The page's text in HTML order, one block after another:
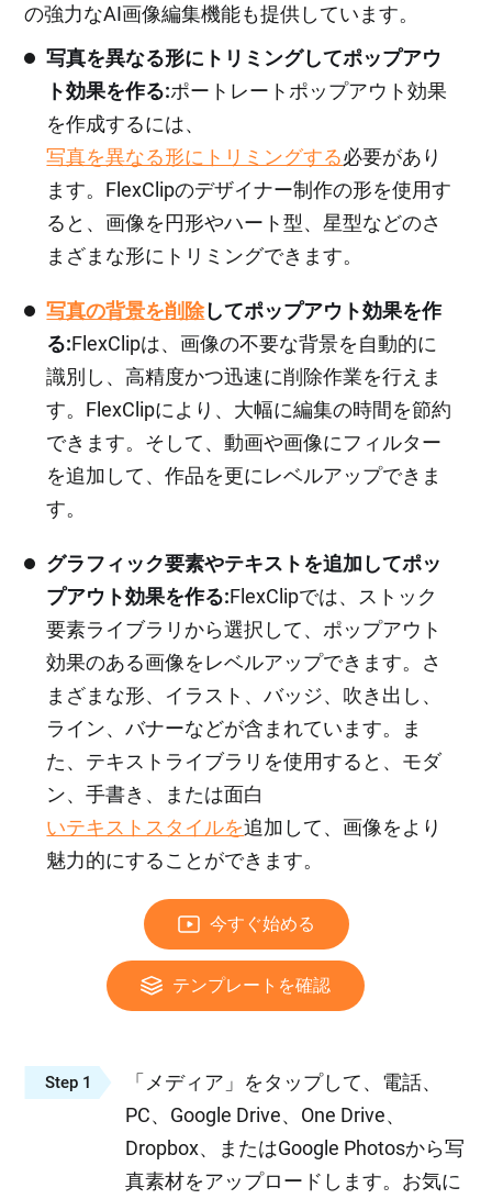
の強力なAI画像編集機能も提供しています。
写真を異なる形にトリミングしてポップアウ
ト効果を作る:ポートレートポップアウト効果
を作成するには、
写真を異なる形にトリミングする必要があり
ます。FlexClipのデザイナー制作の形を使用す
ると、画像を円形やハート型、星型などのさ
まざまな形にトリミングできます。
写真の背景を削除してポップアウト効果を作
る:FlexClipは、画像の不要な背景を自動的に
識別し、高精度かつ迅速に削除作業を行えま
す。FlexClipにより、大幅に編集の時間を節約
できます。そして、動画や画像にフィルター
を追加して、作品を更にレベルアップできま
す。
グラフィック要素やテキストを追加してポッ
プアウト効果を作る:FlexClipでは、ストック
要素ライブラリから選択して、ポップアウト
効果のある画像をレベルアップできます。さ
まざまな形、イラスト、バッジ、吹き出し、
ライン、バナーなどが含まれています。ま
た、テキストライブラリを使用すると、モダ
ン、手書き、または面白
いテキストスタイルを追加して、画像をより
魅力的にすることができます。
今すぐ始める
テンプレートを確認
Step 1
「メディア」をタップして、電話、
PC、Google Drive、One Drive、
Dropbox、またはGoogle Photosから写
真素材をアップロードします。お気に